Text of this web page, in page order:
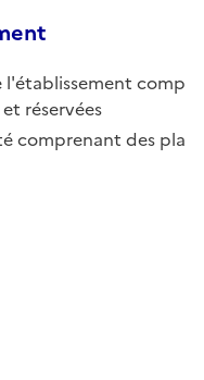
l'établissement comp
réservées
comprenant des pla